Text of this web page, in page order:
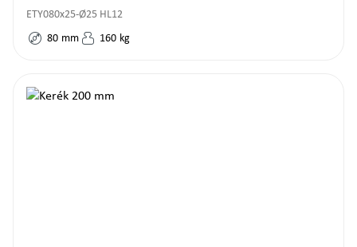
ETY080x25-Ø25 HL12
80 mm 160 kg